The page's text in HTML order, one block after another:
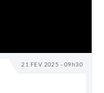
21 FEV 2025 - 09h30